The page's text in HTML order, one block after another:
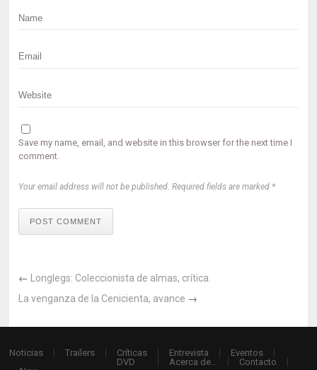
Save my name, email, and website in this browser for the next time I
comment.
Your email address will not be published. Required fields are marked *
POST COMMENT
←
Longlegs: Coleccionista de almas, crítica.
La venganza de la Cenicienta, avance →
Noticias Trailers
Críticas
DVD
Entrevista
Eventos
Acerca de…
Contacto